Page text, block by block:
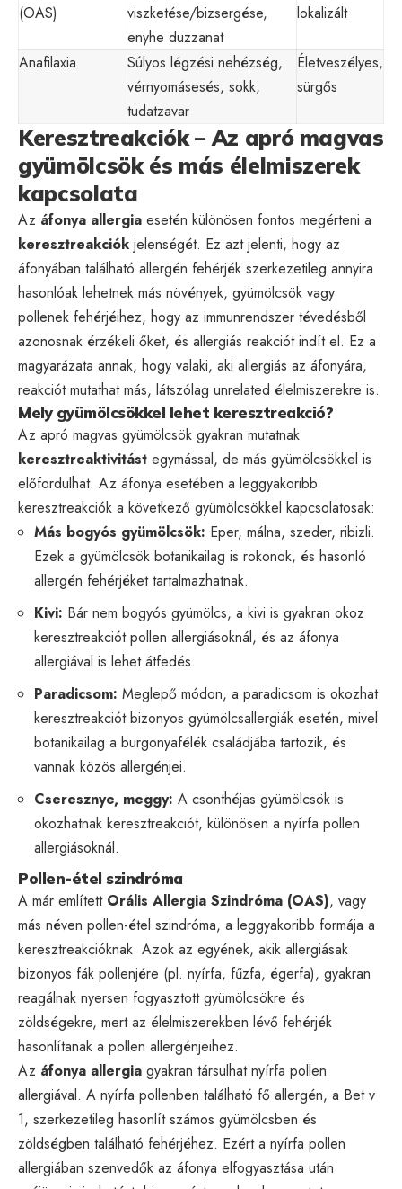
(OAS)
viszketése/bizsergése,
enyhe duzzanat
lokalizált
Anafilaxia
Súlyos légzési nehézség,
vérnyomásesés, sokk,
tudatzavar
Életveszélyes,
sürgős
Keresztreakciók – Az apró magvas
gyümölcsök és más élelmiszerek
kapcsolata
Az áfonya allergia esetén különösen fontos megérteni a
keresztreakciók jelenségét. Ez azt jelenti, hogy az
áfonyában található allergén fehérjék szerkezetileg annyira
hasonlóak lehetnek más növények, gyümölcsök vagy
pollenek fehérjéihez, hogy az immunrendszer tévedésből
azonosnak érzékeli őket, és allergiás reakciót indít el. Ez a
magyarázata annak, hogy valaki, aki allergiás az áfonyára,
reakciót mutathat más, látszólag unrelated élelmiszerekre is.
Mely gyümölcsökkel lehet keresztreakció?
Az apró magvas gyümölcsök gyakran mutatnak
keresztreaktivitást egymással, de más gyümölcsökkel is
előfordulhat. Az áfonya esetében a leggyakoribb
keresztreakciók a következő gyümölcsökkel kapcsolatosak:
Más bogyós gyümölcsök: Eper, málna, szeder, ribizli.
Ezek a gyümölcsök botanikailag is rokonok, és hasonló
allergén fehérjéket tartalmazhatnak.
Kivi: Bár nem bogyós gyümölcs, a kivi is gyakran okoz
keresztreakciót pollen allergiásoknál, és az áfonya
allergiával is lehet átfedés.
Paradicsom: Meglepő módon, a paradicsom is okozhat
keresztreakciót bizonyos gyümölcsallergiák esetén, mivel
botanikailag a burgonyafélék családjába tartozik, és
vannak közös allergénjei.
Cseresznye, meggy: A csonthéjas gyümölcsök is
okozhatnak keresztreakciót, különösen a nyírfa pollen
allergiásoknál.
Pollen-étel szindróma
A már említett Orális Allergia Szindróma (OAS), vagy
más néven pollen-étel szindróma, a leggyakoribb formája a
keresztreakcióknak. Azok az egyének, akik allergiásak
bizonyos fák pollenjére (pl. nyírfa, fűzfa, égerfa), gyakran
reagálnak nyersen fogyasztott gyümölcsökre és
zöldségekre, mert az élelmiszerekben lévő fehérjék
hasonlítanak a pollen allergénjeihez.
Az áfonya allergia gyakran társulhat nyírfa pollen
allergiával. A nyírfa pollenben található fő allergén, a Bet v
1, szerkezetileg hasonlít számos gyümölcsben és
zöldségben található fehérjéhez. Ezért a nyírfa pollen
allergiában szenvedők az áfonya elfogyasztása után